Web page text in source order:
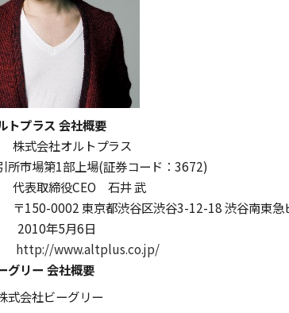
トプラス 会社概要
式会社オルトプラス
所市場第1部上場(証券コード：3672)
取締役CEO 石井 武
150-0002 東京都渋谷区渋谷3-12-18 渋谷南東急
年5月6日
http://www.altplus.co.jp/
グリー 会社概要
会社ビーグリー